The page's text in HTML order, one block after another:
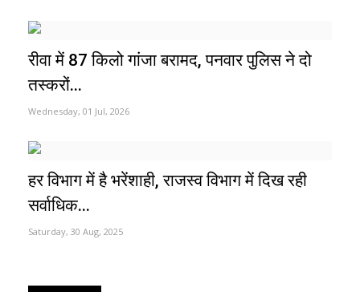
रीवा में 87 किलो गांजा बरामद, पनवार पुलिस ने दो
तस्करों...
Wednesday, 01 Jul, 2026
हर विभाग में है भरेंशाही, राजस्व विभाग में दिख रही
सर्वाधिक...
Saturday, 30 Aug, 2025